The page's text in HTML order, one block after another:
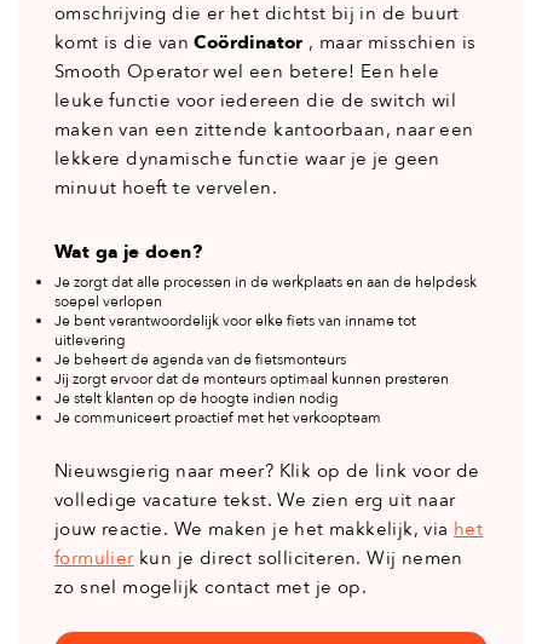
omschrijving die er het dichtst bij in de buurt
komt is die vanCoördinator , maar misschien is
Smooth Operator wel een betere! Een hele
leuke functie voor iedereen die de switch wil
maken van een zittende kantoorbaan, naar een
lekkere dynamische functie waar je je geen
minuut hoeft te vervelen.
Wat ga je doen?
Je zorgt dat alle processen in de werkplaats en aan de helpdesk
soepel verlopen
Je bent verantwoordelijk voor elke fiets van inname tot
uitlevering
Je beheert de agenda van de fietsmonteurs
Jij zorgt ervoor dat de monteurs optimaal kunnen presteren
Je stelt klanten op de hoogte indien nodig
Je communiceert proactief met het verkoopteam
Nieuwsgierig naar meer? Klik op de link voor de
volledige vacature tekst. We zien erg uit naar
jouw reactie. We maken je het makkelijk, via het
formulierkun je direct solliciteren. Wij nemen
zo snel mogelijk contact met je op.